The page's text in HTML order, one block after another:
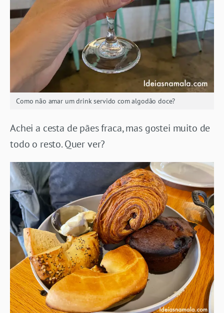
Como não amar um drink servido com algodão doce?
Achei a cesta de pães fraca, mas gostei muito de
todo o resto. Quer ver?